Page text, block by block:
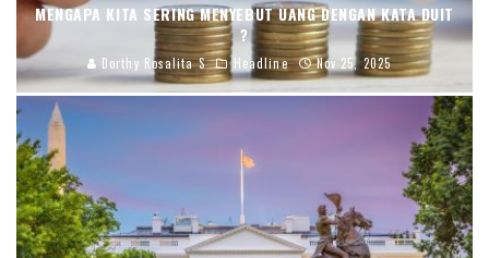
MENGAPA KITA SERING MENYEBUT UANG DENGAN KATA DUIT
?
Dorthy Rosalita S Headline Nov 25, 2025